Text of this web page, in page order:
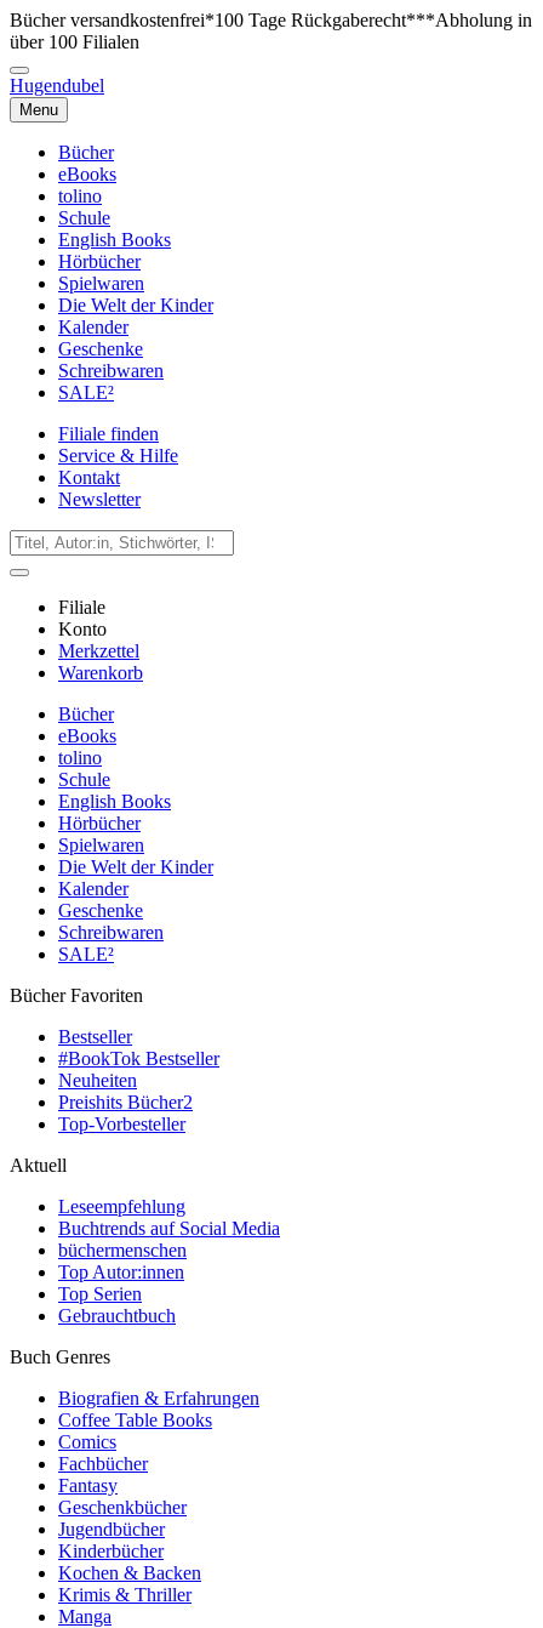
Bücher versandkostenfrei*100 Tage Rückgaberecht***Abholung in
über 100 Filialen
Hugendubel
Menu
Bücher
eBooks
tolino
Schule
English Books
Hörbücher
Spielwaren
Die Welt der Kinder
Kalender
Geschenke
Schreibwaren
SALE²
Filiale finden
Service & Hilfe
Kontakt
Newsletter
Filiale
Konto
Merkzettel
Warenkorb
Bücher
eBooks
tolino
Schule
English Books
Hörbücher
Spielwaren
Die Welt der Kinder
Kalender
Geschenke
Schreibwaren
SALE²
Bücher Favoriten
Bestseller
#BookTok Bestseller
Neuheiten
Preishits Bücher2
Top-Vorbesteller
Aktuell
Leseempfehlung
Buchtrends auf Social Media
büchermenschen
Top Autor:innen
Top Serien
Gebrauchtbuch
Buch Genres
Biografien & Erfahrungen
Coffee Table Books
Comics
Fachbücher
Fantasy
Geschenkbücher
Jugendbücher
Kinderbücher
Kochen & Backen
Krimis & Thriller
Manga